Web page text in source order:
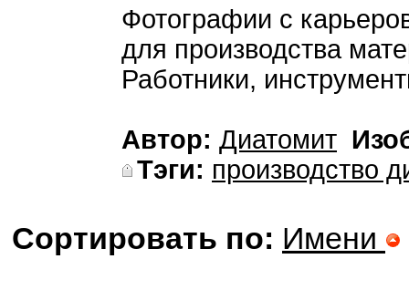
Фотографии с
для производства
Работники,
Автор: Диатомит
Тэги: производство
Сортировать по: Имени